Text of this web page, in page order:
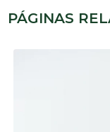
PÁGINAS